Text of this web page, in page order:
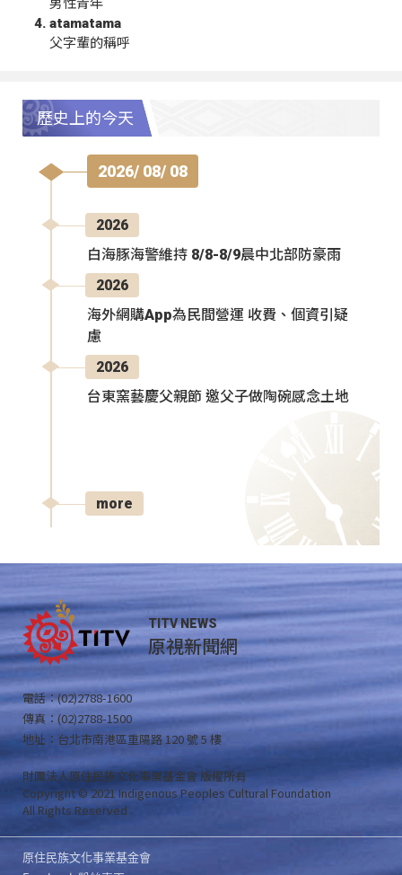
男性青年
atamatama
父字輩的稱呼
歷史上的今天
2026/ 08/ 08
2026
白海豚海警維持 8/8-8/9晨中北部防豪雨
2026
海外網購App為民間營運 收費、個資引疑
慮
2026
台東窯藝慶父親節 邀父子做陶碗感念土地
more
TITV NEWS
原視新聞網
電話：(02)2788-1600
傳真：(02)2788-1500
地址：台北市南港區重陽路 120 號 5 樓
財團法人原住民族文化事業基金會 版權所有
Copyright © 2021 Indigenous Peoples Cultural Foundation
All Rights Reserved .
原住民族文化事業基金會